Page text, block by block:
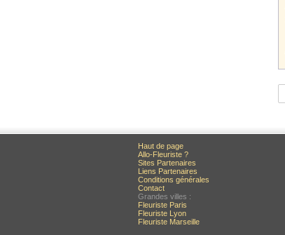
Haut de page
Allo-Fleuriste ?
Sites Partenaires
Liens Partenaires
Conditions générales
Contact
Grandes villes :
Fleuriste Paris
Fleuriste Lyon
Fleuriste Marseille